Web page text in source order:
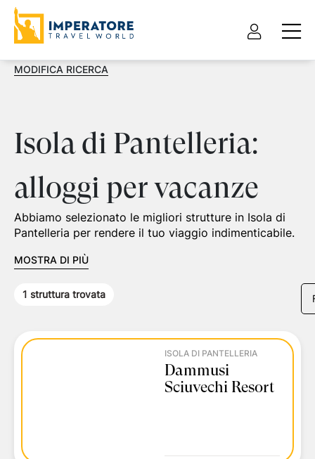
MODIFICA RICERCA
Isola di Pantelleria:
alloggi per vacanze
Abbiamo selezionato le migliori strutture in Isola di
Pantelleria per rendere il tuo viaggio indimenticabile.
MOSTRA DI PIÙ
1 struttura trovata
ISOLA DI PANTELLERIA
Dammusi
Sciuvechi Resort